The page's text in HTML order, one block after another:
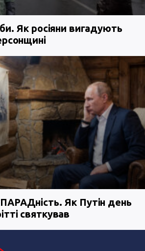
Як росіяни вигадують
Як Путін день
святкував